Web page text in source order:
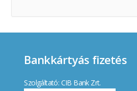
Bankkártyás fizetés
Szolgáltató: CIB Bank Zrt.